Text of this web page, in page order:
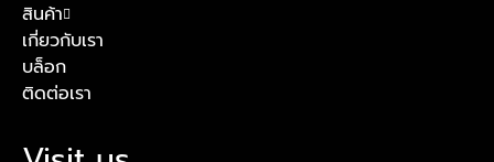
สินค้า
เกี่ยวกับเรา
บล็อก
ติดต่อเรา